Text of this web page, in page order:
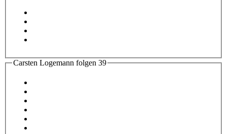
Carsten Logemann folgen 39